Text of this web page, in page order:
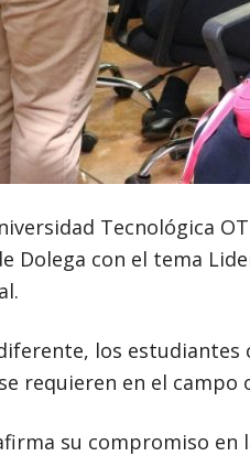
Tecnológica
Dolega con el tema
los
requieren en el campo
su compromiso